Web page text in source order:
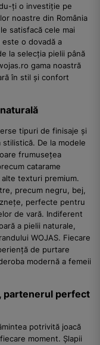
ți o investiție pe
noastre din România
satisfacă cele mai
o dovadă a
la selecția pielii până
gama noastră
în stil și confort
tipuri de finisaje și
De la modele
frumusețea
catarame
texturi premium.
precum negru, bej,
perfecte pentru
de vară. Indiferent
a pielii naturale,
WOJAS. Fiecare
de purtare
modernă a femeii
partenerul perfect
potrivită joacă
moment. Șlapii